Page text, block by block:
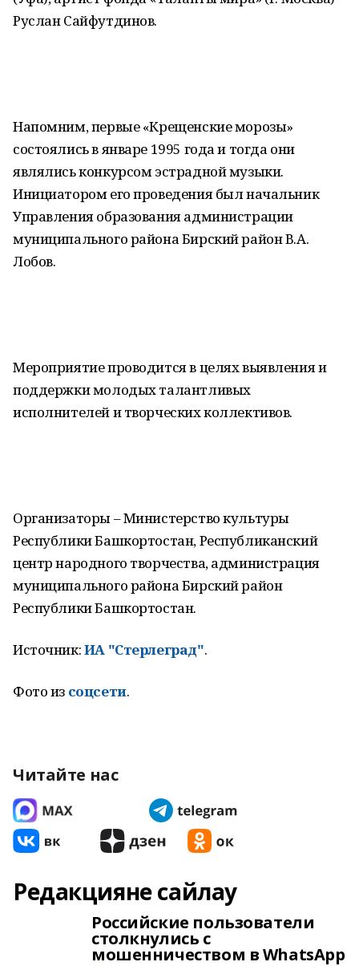
Руслан Сайфутдинов.
Напомним, первые «Крещенские морозы»
состоялись в январе 1995 года и тогда они
являлись конкурсом эстрадной музыки.
Инициатором его проведения был начальник
Управления образования администрации
муниципального района Бирский район В.А.
Лобов.
Мероприятие проводится в целях выявления и
поддержки молодых талантливых
исполнителей и творческих коллективов.
Организаторы – Министерство культуры
Республики Башкортостан, Республиканский
центр народного творчества, администрация
муниципального района Бирский район
Республики Башкортостан.
Источник:ИА "Стерлеград".
Фото из соцсети.
Читайте нас
Редакцияне сайлау
Российские пользователи
столкнулись с
мошенничеством в WhatsApp